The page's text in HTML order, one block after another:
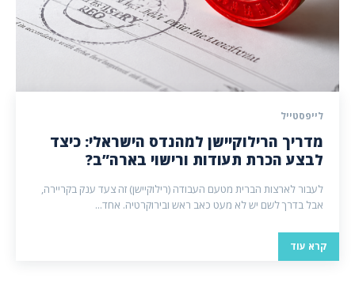
לייפסטייל
מדריך הרילוקיישן למהנדס הישראלי: כיצד
לבצע הכרת תעודות ורישוי בארה”ב?
לעבור לארצות הברית מטעם העבודה (רילוקיישן) זה צעד ענק בקריירה,
אבל בדרך לשם יש לא מעט כאב ראש ובירוקרטיה. אחד...
קרא עוד